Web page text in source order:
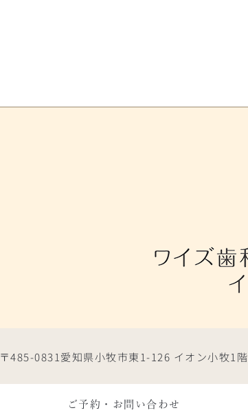
〒485-0831愛知県小牧市東1-126 イオン小牧1階
ご予約・お問い合わせ